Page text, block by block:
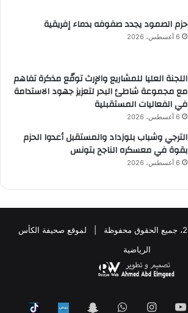
حزم الصمود يجدد صفوفه بدماء إفريقية
6 أغسطس، 2026
اللجنة العليا للمشاريع والإرث توقّع مذكرة تفاهم
مع مجموعة شاطئ البحر لتعزيز جهود الاستدامة
في الفعاليات المستقبلية
6 أغسطس، 2026
الترجي وشباب بلوزداد والمستقبل أعدوا الحزم
بقوة في معسكره الناجح بتونس
6 أغسطس، 2026
© حقوق النشر 2026، جميع الحقوق محفوظة | لموقع صحيفة الكأس
الرياضية
‫YouTubeانستقرامواتساب Snapchat
Nabd